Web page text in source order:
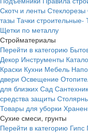
Скотч и ленты Стеклорезы
тазы Тачки строительные-
Щетки по металлу
Стройматериалы
Перейти в категорию
Декор Инструменты
Краски Кухни Мебель
двери Освещение
для близких Сад
средства защиты
Товары для уборки
Сухие смеси, грунты
Перейти в категорию Гипс